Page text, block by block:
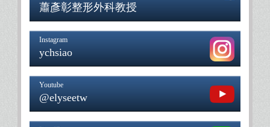
蕭彥彰整形外科教授
Instagram
ychsiao
Youtube
@elyseetw